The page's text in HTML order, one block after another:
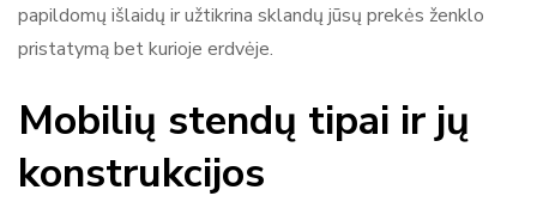
papildomų išlaidų ir užtikrina sklandų jūsų prekės ženklo
pristatymą bet kurioje erdvėje.
Mobilių stendų tipai ir jų
konstrukcijos